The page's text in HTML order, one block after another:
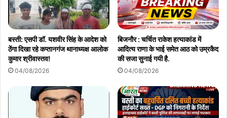
बस्ती: एसपी डॉ. यशवीर सिंह के आदेश को
ठेंगा दिखा रहे कप्तानगंज थानाध्यक्ष आलोक
कुमार श्रीवास्तव!
04/08/2026
बिजनौर : चर्चित राकेश हत्याकांड में
आदित्य राणा के भाई समेत आठ को उम्रकैद
की सजा सुनाई गयी है.
04/08/2026